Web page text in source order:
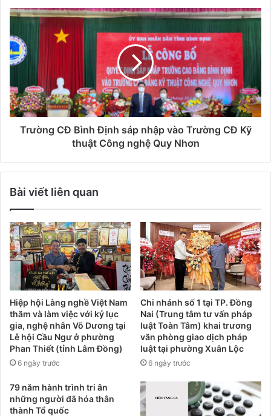
Trường CĐ Bình Định sáp nhập vào Trường CĐ Kỹ
thuật Công nghệ Quy Nhơn
Bài viết liên quan
Hiệp hội Làng nghề Việt Nam
thăm và làm việc với kỷ lục
gia, nghệ nhân Võ Dương tại
Lễ hội Cầu Ngư ở phường
Phan Thiết (tỉnh Lâm Đồng)
6 ngày trước
Chi nhánh số 1 tại TP. Đồng
Nai (Trung tâm tư vấn pháp
luật Toàn Tâm) khai trương
văn phòng giao dịch pháp
luật tại phường Xuân Lộc
6 ngày trước
79 năm hành trình tri ân
những người đã hóa thân
thành Tổ quốc